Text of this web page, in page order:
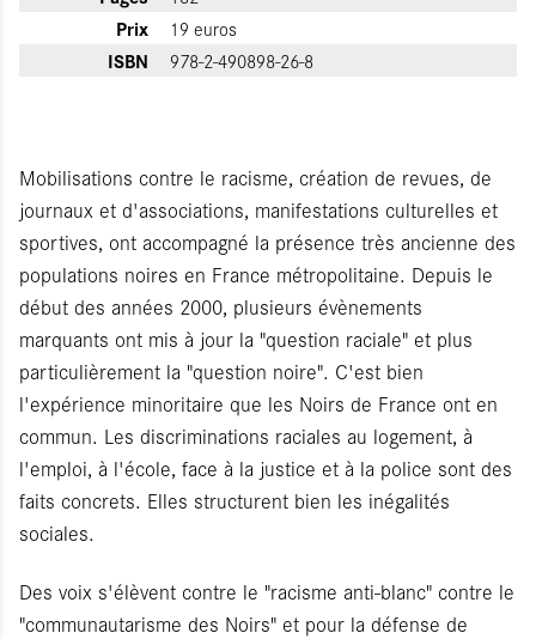
Prix 19 euros
ISBN 978-2-490898-26-8
Mobilisations contre le racisme, création de revues, de
journaux et d'associations, manifestations culturelles et
sportives, ont accompagné la présence très ancienne des
populations noires en France métropolitaine. Depuis le
début des années 2000, plusieurs évènements
marquants ont mis à jour la "question raciale" et plus
particulièrement la "question noire". C'est bien
l'expérience minoritaire que les Noirs de France ont en
commun. Les discriminations raciales au logement, à
l'emploi, à l'école, face à la justice et à la police sont des
faits concrets. Elles structurent bien les inégalités
sociales.
Des voix s'élèvent contre le "racisme anti-blanc" contre le
"communautarisme des Noirs" et pour la défense de